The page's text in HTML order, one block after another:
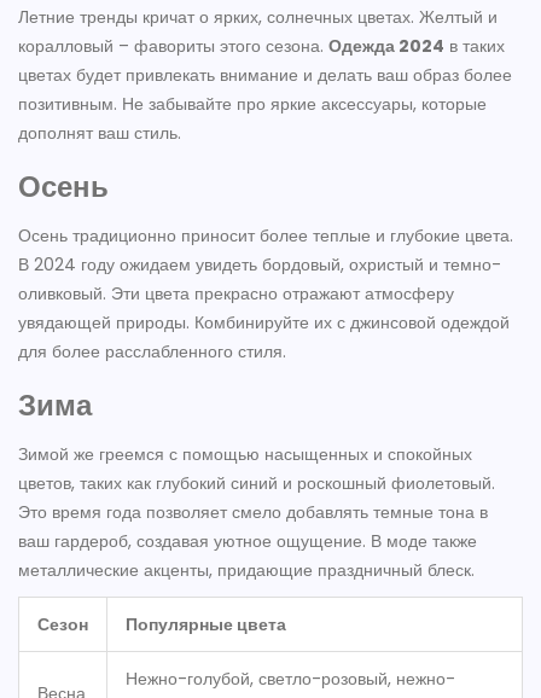
Летние тренды кричат о ярких, солнечных цветах. Желтый и
коралловый – фавориты этого сезона. Одежда 2024 в таких
цветах будет привлекать внимание и делать ваш образ более
позитивным. Не забывайте про яркие аксессуары, которые
дополнят ваш стиль.
Осень
Осень традиционно приносит более теплые и глубокие цвета.
В 2024 году ожидаем увидеть бордовый, охристый и темно-
оливковый. Эти цвета прекрасно отражают атмосферу
увядающей природы. Комбинируйте их с джинсовой одеждой
для более расслабленного стиля.
Зима
Зимой же греемся с помощью насыщенных и спокойных
цветов, таких как глубокий синий и роскошный фиолетовый.
Это время года позволяет смело добавлять темные тона в
ваш гардероб, создавая уютное ощущение. В моде также
металлические акценты, придающие праздничный блеск.
Сезон Популярные цвета
Нежно-голубой, светло-розовый, нежно-